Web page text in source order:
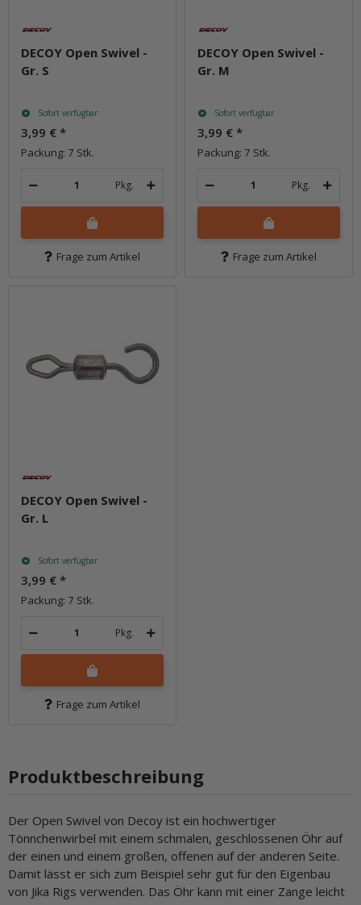
DECOY Open Swivel -
Gr. S
Sofort verfügbar
3,99 € *
Packung: 7 Stk.
Pkg.
Frage zum Artikel
DECOY Open Swivel -
Gr. M
Sofort verfügbar
3,99 € *
Packung: 7 Stk.
Pkg.
Frage zum Artikel
DECOY Open Swivel -
Gr. L
Sofort verfügbar
3,99 € *
Packung: 7 Stk.
Pkg.
Frage zum Artikel
Produktbeschreibung
Der Open Swivel von Decoy ist ein hochwertiger
Tönnchenwirbel mit einem schmalen, geschlossenen Öhr auf
der einen und einem großen, offenen auf der anderen Seite.
Damit lässt er sich zum Beispiel sehr gut für den Eigenbau
von Jika Rigs verwenden. Das Öhr kann mit einer Zange leicht